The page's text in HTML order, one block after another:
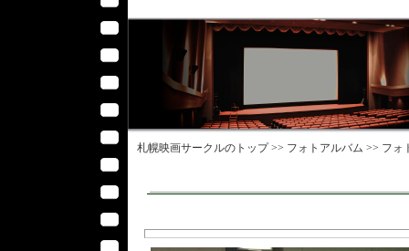
札幌映画サークルのトップ >> フォトアルバム >> フォ